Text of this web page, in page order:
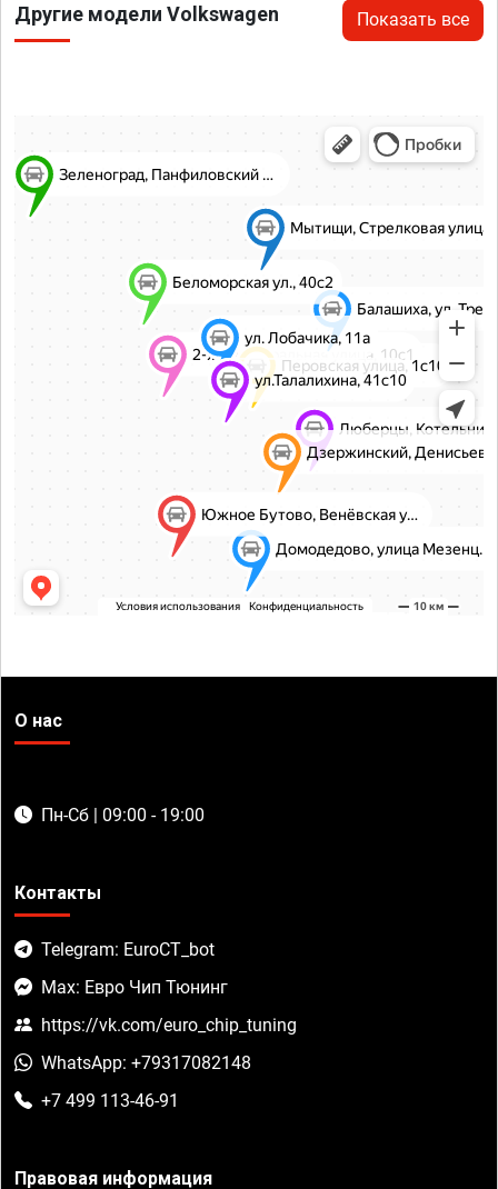
Другие модели Volkswagen Показать все
О нас
Пн-Сб | 09:00 - 19:00
Контакты
Telegram: EuroCT_bot
Max: Евро Чип Тюнинг
https://vk.com/euro_chip_tuning
WhatsApp: +79317082148
+7 499 113-46-91
Правовая информация